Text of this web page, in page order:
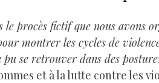
procès fictif que nous avons
montrer les cycles de
se retrouver dans des
et à la lutte contre les